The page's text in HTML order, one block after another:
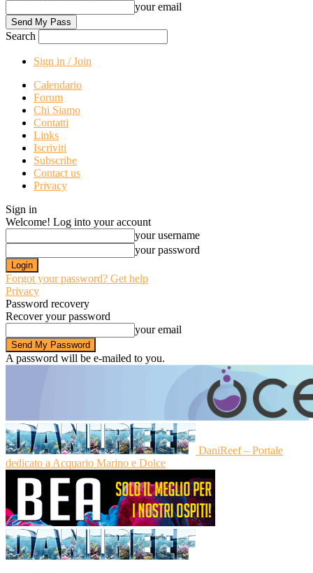
your email
Search
Sign in / Join
Calendario
Forum
Chi Siamo
Contatti
Links
Iscriviti
Subscribe
Contact us
Privacy
Sign in
Welcome! Log into your account
your username
your password
Forgot your password? Get help
Privacy
Password recovery
Recover your password
your email
A password will be e-mailed to you.
DaniReef – Portale
dedicato a Acquario Marino e Dolce